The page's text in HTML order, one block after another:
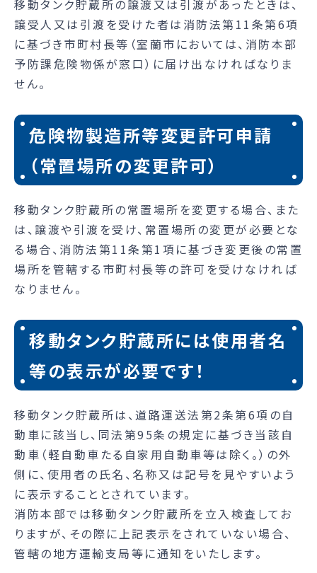
移動タンク貯蔵所の譲渡又は引渡があったときは、
譲受人又は引渡を受けた者は消防法第11条第6項
に基づき市町村長等（室蘭市においては、消防本部
予防課危険物係が窓口）に届け出なければなりま
せん。
危険物製造所等変更許可申請
（常置場所の変更許可）
移動タンク貯蔵所の常置場所を変更する場合、また
は、譲渡や引渡を受け、常置場所の変更が必要とな
る場合、消防法第11条第1項に基づき変更後の常置
場所を管轄する市町村長等の許可を受けなければ
なりません。
移動タンク貯蔵所には使用者名
等の表示が必要です！
移動タンク貯蔵所は、道路運送法第2条第6項の自
動車に該当し、同法第95条の規定に基づき当該自
動車（軽自動車たる自家用自動車等は除く。）の外
側に、使用者の氏名、名称又は記号を見やすいよう
に表示することとされています。
消防本部では移動タンク貯蔵所を立入検査してお
りますが、その際に上記表示をされていない場合、
管轄の地方運輸支局等に通知をいたします。